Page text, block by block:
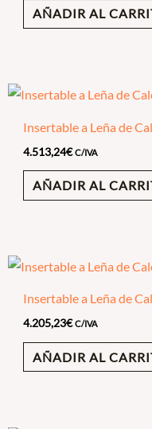
AÑADIR AL
Insertable a Leña de
4.513,24€ C/IVA
AÑADIR AL
Insertable a Leña de
4.205,23€ C/IVA
AÑADIR AL